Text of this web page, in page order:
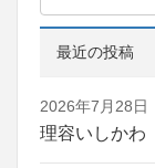
最近の投稿
2026年7月28日
理容いしか